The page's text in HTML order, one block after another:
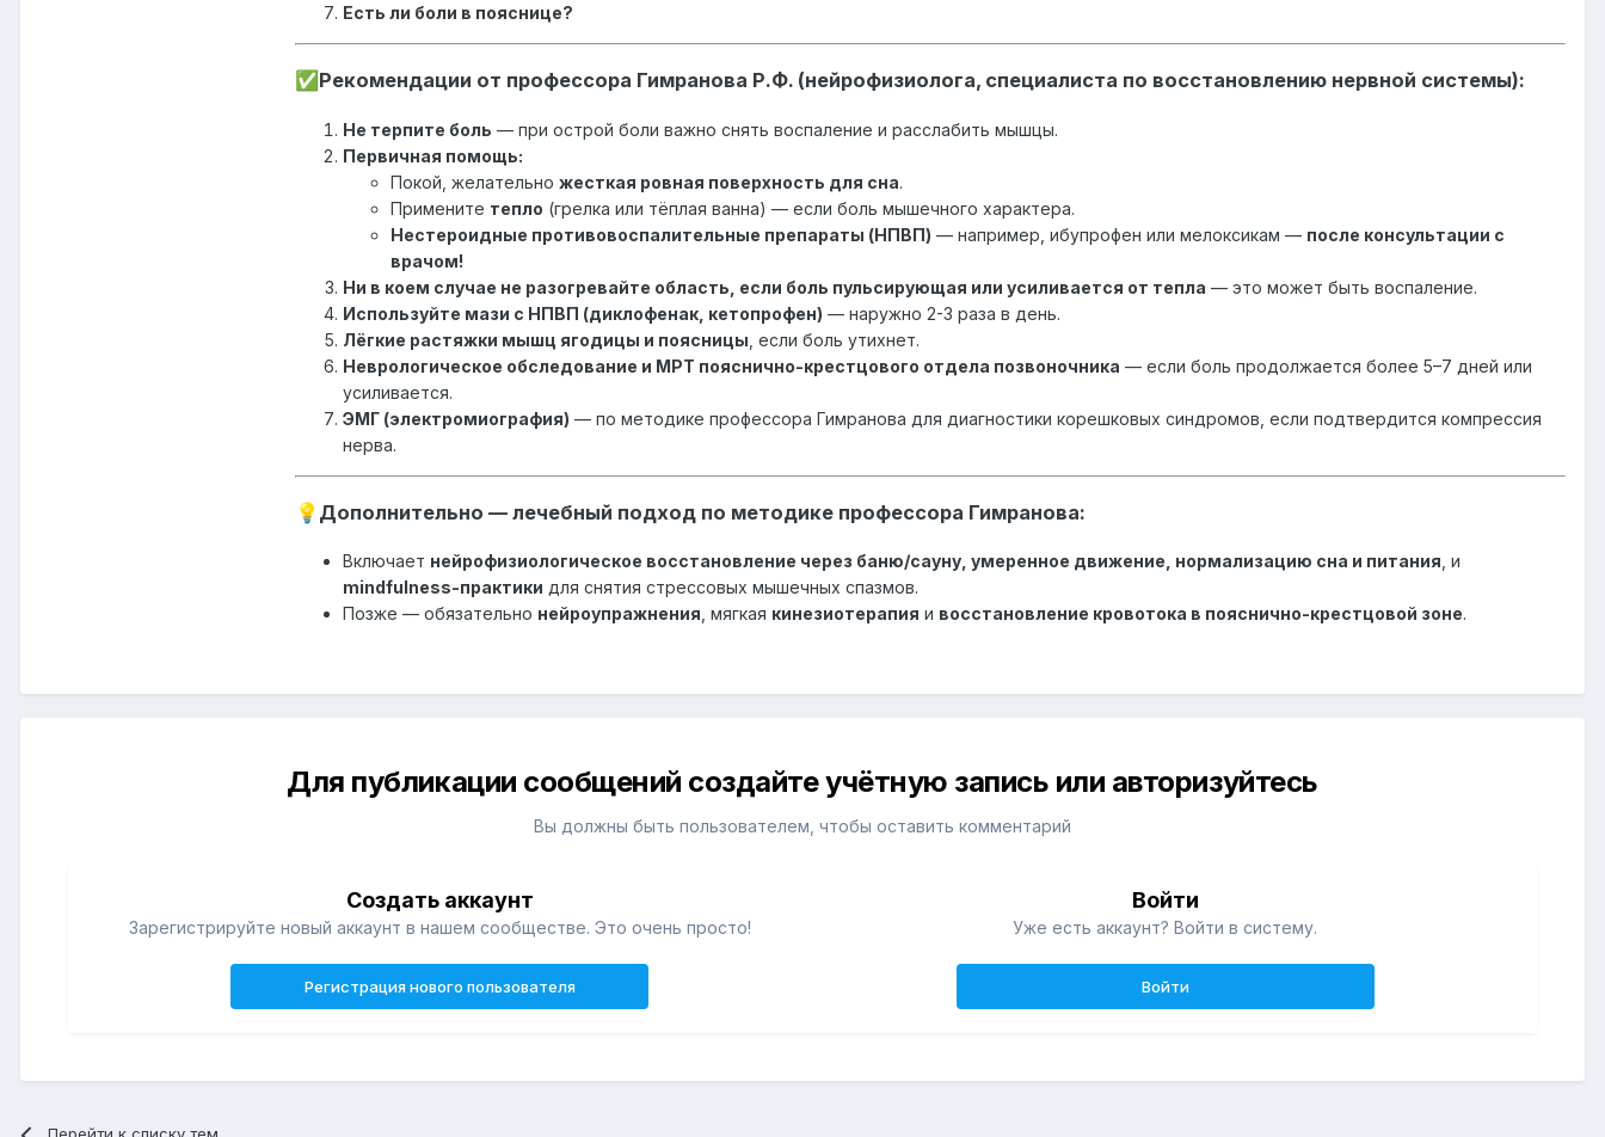
Есть ли боли в пояснице?
✅ Рекомендации от профессора Гимранова Р.Ф. (нейрофизиолога, специалиста по восстановлению нервной системы):
Не терпите боль — при острой боли важно снять воспаление и расслабить мышцы.
Первичная помощь:
Покой, желательно жесткая ровная поверхность для сна.
Примените тепло (грелка или тёплая ванна) — если боль мышечного характера.
Нестероидные противовоспалительные препараты (НПВП) — например, ибупрофен или мелоксикам — после консультации с
врачом!
Ни в коем случае не разогревайте область, если боль пульсирующая или усиливается от тепла — это может быть воспаление.
Используйте мази с НПВП (диклофенак, кетопрофен) — наружно 2-3 раза в день.
Лёгкие растяжки мышц ягодицы и поясницы , если боль утихнет.
Неврологическое обследование и МРТ пояснично-крестцового отдела позвоночника — если боль продолжается более 5–7 дней или
усиливается.
ЭМГ (электромиография) — по методике профессора Гимранова для диагностики корешковых синдромов, если подтвердится компрессия
нерва.
💡 Дополнительно — лечебный подход по методике профессора Гимранова:
Включает нейрофизиологическое восстановление через баню/сауну, умеренное движение, нормализацию сна и питания , и
mindfulness-практики для снятия стрессовых мышечных спазмов.
Позже — обязательно нейроупражнения , мягкая кинезиотерапия и восстановление кровотока в пояснично-крестцовой зоне.
Для публикации сообщений создайте учётную запись или авторизуйтесь
Вы должны быть пользователем, чтобы оставить комментарий
Создать аккаунт
Зарегистрируйте новый аккаунт в нашем сообществе. Это очень просто!
Регистрация нового пользователя
Войти
Уже есть аккаунт? Войти в систему.
Войти